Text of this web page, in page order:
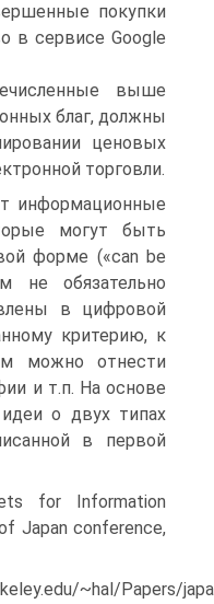
покупки
в сервисе Google
выше
благ, должны
ценовых
торговли.
информационные
могут быть
форме («can be
не обязательно
в цифровой
критерию, к
можно отнести
и т.п. На основе
о двух типах
в первой
for Information
Japan conference,
~hal/Papers/